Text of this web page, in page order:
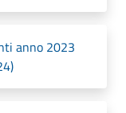
anno 2023